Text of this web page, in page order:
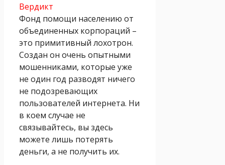
Вердикт
Фонд помощи населению от
объединенных корпораций –
это примитивный лохотрон.
Создан он очень опытными
мошенниками, которые уже
не один год разводят ничего
не подозревающих
пользователей интернета. Ни
в коем случае не
связывайтесь, вы здесь
можете лишь потерять
деньги, а не получить их.